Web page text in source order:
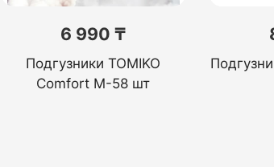
6 990 ₸
Подгузники TOMIKO
Comfort M-58 шт